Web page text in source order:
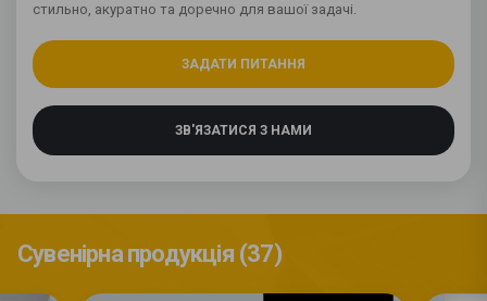
стильно, акуратно та доречно для вашої задачі.
ЗАДАТИ ПИТАННЯ
ЗВ'ЯЗАТИСЯ З НАМИ
Сувенірна продукція (37)